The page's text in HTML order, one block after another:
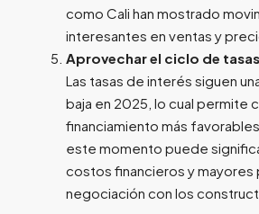
como Cali han mostrado
interesantes en ventas y
Aprovechar el ciclo de
Las tasas de interés siguen
baja en 2025, lo cual permite
financiamiento más
este momento puede
costos financieros y
negociación con los